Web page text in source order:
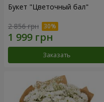
Букет "Цветочный бал"
2 856 грн
Заказать